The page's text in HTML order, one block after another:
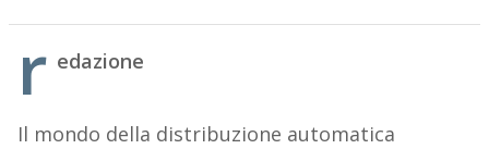
r edazione
Il mondo della distribuzione automatica